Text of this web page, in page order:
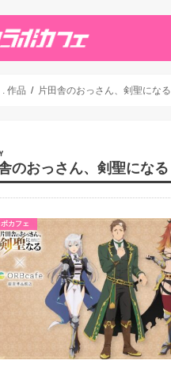
. 作品 片田舎のおっさん、剣聖になる
のおっさん、剣聖になる
カフェ